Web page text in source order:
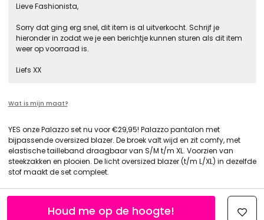
Lieve Fashionista,
Sorry dat ging erg snel, dit item is al uitverkocht. Schrijf je
hieronder in zodat we je een berichtje kunnen sturen als dit item
weer op voorraad is.
Liefs XX
Wat is mijn maat?
YES onze Palazzo set nu voor €29,95! Palazzo pantalon met
bijpassende oversized blazer. De broek valt wijd en zit comfy, met
elastische tailleband draagbaar van S/M t/m XL. Voorzien van
steekzakken en plooien. De licht oversized blazer (t/m L/XL) in dezelfde
stof maakt de set compleet.
Houd me op de hoogte!